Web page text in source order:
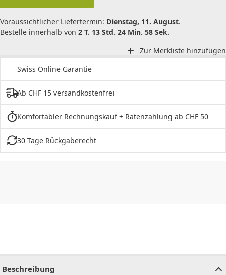
Voraussichtlicher Liefertermin: Dienstag, 11. August.
Bestelle innerhalb von 2 T. 13 Std. 24 Min. 58 Sek.
Zur Merkliste hinzufügen
Swiss Online Garantie
Ab CHF 15 versandkostenfrei
Komfortabler Rechnungskauf + Ratenzahlung ab CHF 50
30 Tage Rückgaberecht
Beschreibung